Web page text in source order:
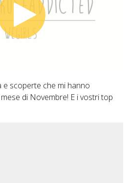
scoperte che mi hanno
di Novembre! E i vostri top